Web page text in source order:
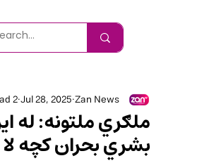
ملګري ملتونه: له
بشري بحران کچه لا
Zan News
Jul 28, 2025
2 min read